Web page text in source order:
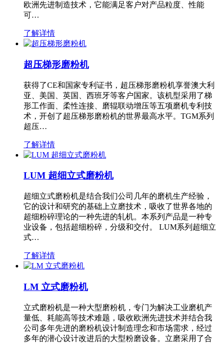
欧洲先进制造技术，它能满足客户对产品粒度、性能
可…
了解详情
超压梯形磨粉机
获得了CE和国家专利证书，超压梯形磨粉机享誉澳大利
亚、美国、英国、西班牙等客户国家。该机型采用了梯
形工作面、柔性连接、磨辊联动增压等五项磨机专利技
术，开创了超压梯形磨粉机的世界最高水平。TGM系列
超压…
了解详情
LUM 超细立式磨粉机
超细立式磨粉机是结合我们公司几年的磨机生产经验，
它的设计和研究的基础上立磨技术，吸收了世界各地的
超细粉碎理论的一种先进的轧机。本系列产品是一种专
业设备，包括超细粉碎，分级和交付。 LUM系列超细立
式…
了解详情
LM 立式磨粉机
立式磨粉机是一种大型磨粉机，专门为解决工业磨机产
量低、耗能高等技术难题，吸收欧洲先进技术并结合我
公司多年先进的磨粉机设计制造理念和市场需求，经过
多年的潜心设计改进后的大型粉磨设备。立磨采用了合